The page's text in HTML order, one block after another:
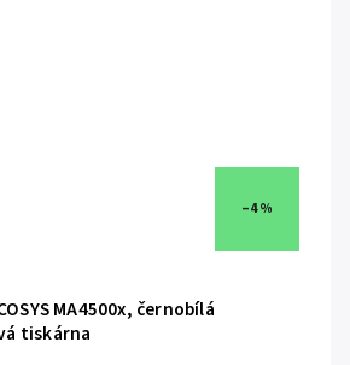
–4 %
MA4500x, černobílá
tiskárna